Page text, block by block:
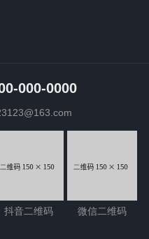
000-0000
抖音二维码 微信二维码